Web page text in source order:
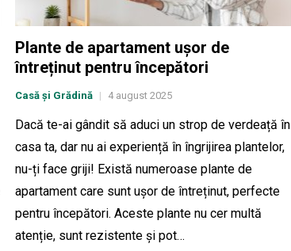
Plante de apartament ușor de
întreținut pentru începători
Casă și Grădină 4 august 2025
Dacă te-ai gândit să aduci un strop de verdeață în
casa ta, dar nu ai experiență în îngrijirea plantelor,
nu-ți face griji! Există numeroase plante de
apartament care sunt ușor de întreținut, perfecte
pentru începători. Aceste plante nu cer multă
atenție, sunt rezistente și pot…